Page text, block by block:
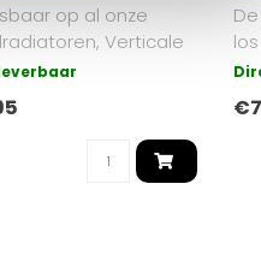
op al onze
Verticale
en